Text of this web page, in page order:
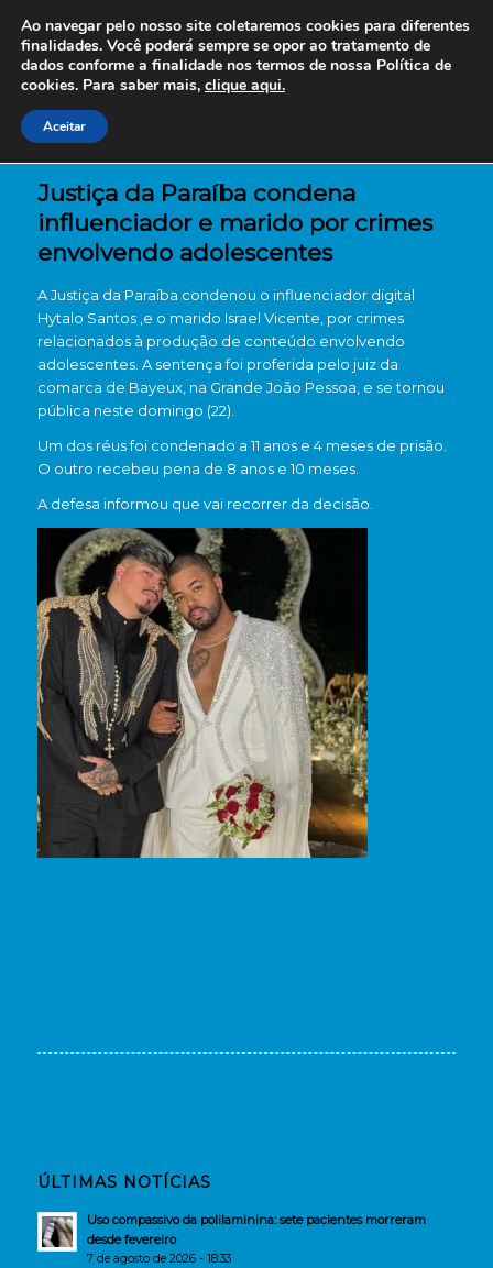
Justiça da Paraíba condena
influenciador e marido por crimes
envolvendo adolescentes
A Justiça da Paraíba condenou o influenciador digital
Hytalo Santos ,e o marido Israel Vicente, por crimes
relacionados à produção de conteúdo envolvendo
adolescentes. A sentença foi proferida pelo juiz da
comarca de Bayeux, na Grande João Pessoa, e se tornou
pública neste domingo (22).
Um dos réus foi condenado a 11 anos e 4 meses de prisão.
O outro recebeu pena de 8 anos e 10 meses.
A defesa informou que vai recorrer da decisão.
ÚLTIMAS NOTÍCIAS
Uso compassivo da polilaminina: sete pacientes morreram
desde fevereiro
7 de agosto de 2026 - 18:33
Ao navegar pelo nosso site coletaremos cookies para diferentes
finalidades. Você poderá sempre se opor ao tratamento de
dados conforme a finalidade nos termos de nossa Política de
cookies. Para saber mais, clique aqui.
Aceitar